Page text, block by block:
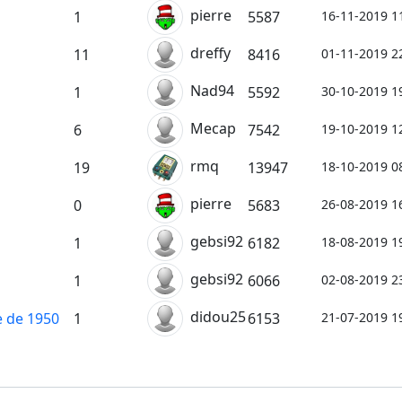
1 pierre 5587 16-11-2019
11 dreffy 8416 01-11-2019
1 Nad94 5592 30-10-2019
6 Mecap 7542 19-10-2019
19 rmq 13947 18-10-2019
0 pierre 5683 26-08-2019
1 gebsi92 6182 18-08-2019
1 gebsi92 6066 02-08-2019
1950 1 didou256153 21-07-2019